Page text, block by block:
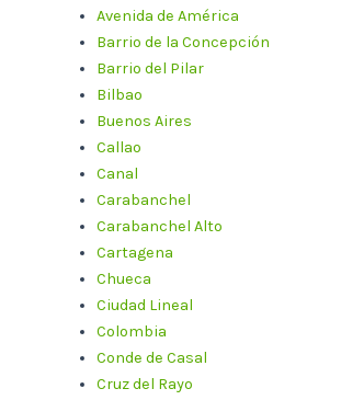
Avenida de América
Barrio de la Concepción
Barrio del Pilar
Bilbao
Buenos Aires
Callao
Canal
Carabanchel
Carabanchel Alto
Cartagena
Chueca
Ciudad Lineal
Colombia
Conde de Casal
Cruz del Rayo